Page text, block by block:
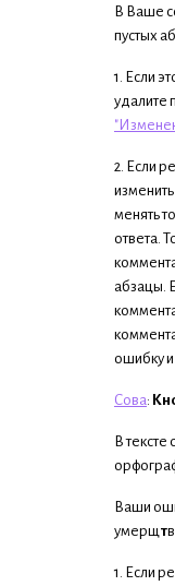
В Ваше
пустых
1. Если
удалите
2. Если
менять
ответа.
абзацы.
ошибку и
Сова:
В тексте
Ваши
умерщ т
1. Если